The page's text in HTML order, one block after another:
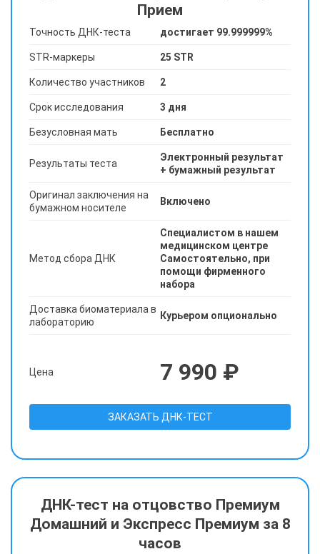
Прием
Точность ДНК-теста достигает 99.999999%
STR-маркеры 25 STR
Количество участников 2
Срок исследования 3 дня
Безусловная мать Бесплатно
Результаты теста
Электронный результат
+ бумажный результат
Оригинал заключения на
бумажном носителе
Включено
Метод сбора ДНК
Специалистом в нашем
медицинском центре
Самостоятельно, при
помощи фирменного
набора
Доставка биоматериала в
лабораторию
Курьером опционально
Цена 7 990 ₽
ЗАКАЗАТЬ ДНК-ТЕСТ
ДНК-тест на отцовство Премиум
Домашний и Экспресс Премиум за 8
часов